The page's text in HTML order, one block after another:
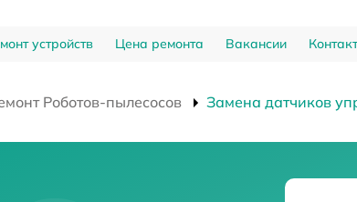
устройств Цена ремонта Вакансии
Роботов-пылесосов Замена датчиков